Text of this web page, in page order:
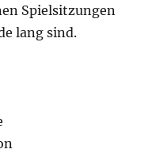
Spielsitzungen
lang sind.